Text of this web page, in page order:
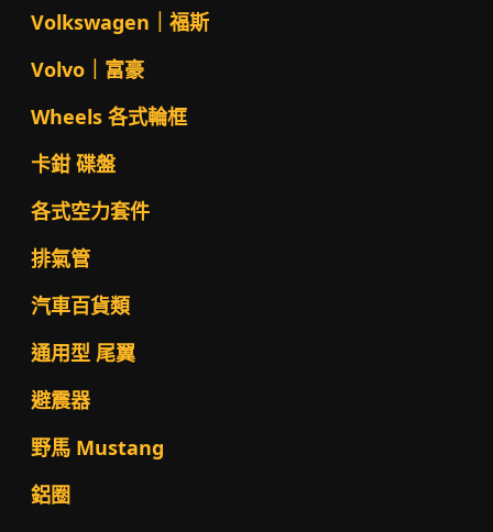
Volkswagen｜福斯
Volvo｜富豪
Wheels 各式輪框
卡鉗 碟盤
各式空力套件
排氣管
汽車百貨類
通用型 尾翼
避震器
野馬 Mustang
鋁圈